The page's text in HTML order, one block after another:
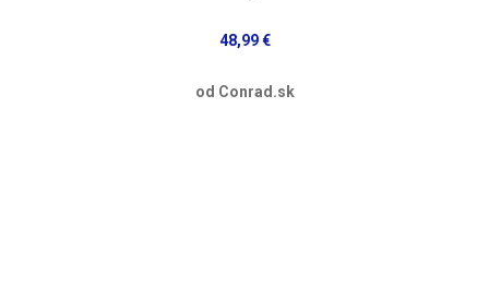
48,99 €
od Conrad.sk